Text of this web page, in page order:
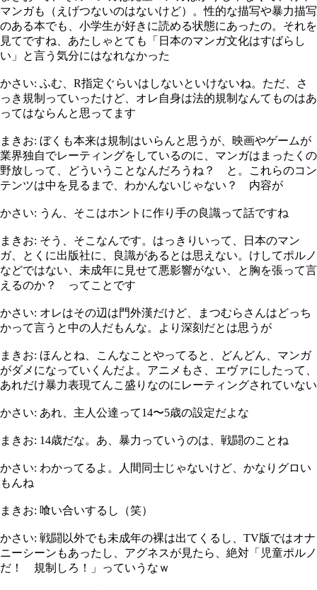
マンガも（えげつないのはないけど）。性的な描写や暴力描写
のある本でも、小学生が好きに読める状態にあったの。それを
見てですね、あたしゃとても「日本のマンガ文化はすばらし
い」と言う気分にはなれなかった
かさい: ふむ、R指定ぐらいはしないといけないね。ただ、さ
っき規制っていったけど、オレ自身は法的規制なんてものはあ
ってはならんと思ってます
まきお: ぼくも本来は規制はいらんと思うが、映画やゲームが
業界独自でレーティングをしているのに、マンガはまったくの
野放しって、どういうことなんだろうね？ と。これらのコン
テンツは中を見るまで、わかんないじゃない？ 内容が
かさい: うん、そこはホントに作り手の良識って話ですね
まきお: そう、そこなんです。はっきりいって、日本のマン
ガ、とくに出版社に、良識があるとは思えない。けしてポルノ
などではない、未成年に見せて悪影響がない、と胸を張って言
えるのか？ ってことです
かさい: オレはその辺は門外漢だけど、まつむらさんはどっち
かって言うと中の人だもんな。より深刻だとは思うが
まきお: ほんとね、こんなことやってると、どんどん、マンガ
がダメになっていくんだよ。アニメもさ、エヴァにしたって、
あれだけ暴力表現てんこ盛りなのにレーティングされていない
かさい: あれ、主人公達って14〜5歳の設定だよな
まきお: 14歳だな。あ、暴力っていうのは、戦闘のことね
かさい: わかってるよ。人間同士じゃないけど、かなりグロい
もんね
まきお: 喰い合いするし（笑）
かさい: 戦闘以外でも未成年の裸は出てくるし、TV版ではオナ
ニーシーンもあったし、アグネスが見たら、絶対「児童ポルノ
だ！ 規制しろ！」っていうなｗ